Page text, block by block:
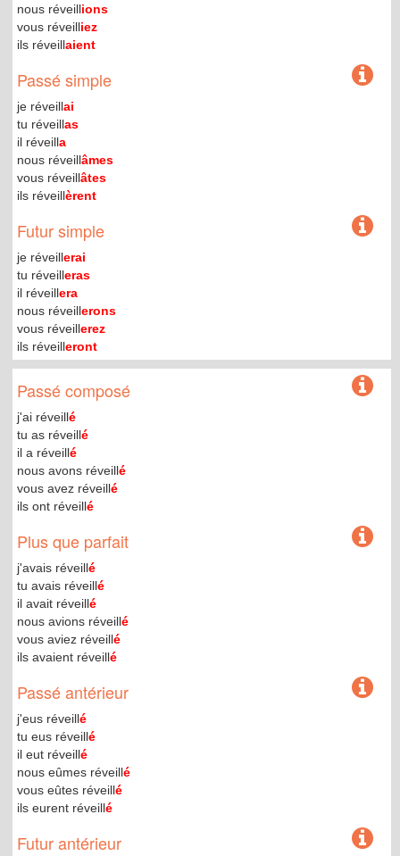
nous réveillions
vous réveilliez
ils réveillaient
Passé simple
je réveillai
tu réveillas
il réveilla
nous réveillâmes
vous réveillâtes
ils réveillèrent
Futur simple
je réveillerai
tu réveilleras
il réveillera
nous réveillerons
vous réveillerez
ils réveilleront
Passé composé
j'ai réveillé
tu as réveillé
il a réveillé
nous avons réveillé
vous avez réveillé
ils ont réveillé
Plus que parfait
j'avais réveillé
tu avais réveillé
il avait réveillé
nous avions réveillé
vous aviez réveillé
ils avaient réveillé
Passé antérieur
j'eus réveillé
tu eus réveillé
il eut réveillé
nous eûmes réveillé
vous eûtes réveillé
ils eurent réveillé
Futur antérieur